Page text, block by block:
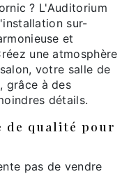
? L'Auditorium
sur-
et
une atmosphère
votre salle de
grâce à des
détails.
de qualité pour
pas de vendre